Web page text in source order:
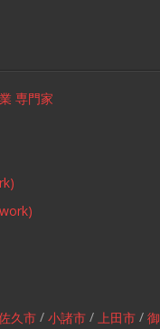
専門家
久市 / 小諸市 / 上田市 /